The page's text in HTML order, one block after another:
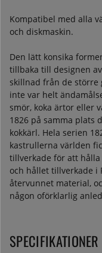
Kompatibel med alla
och diskmaskin.
Den lätt konsika
tillbaka till designen
skillnad från de större
inte var helt
smör, koka ärtor eller
1826 på samma plats
kokkärl. Hela serien
kastrullerna världen
tillverkade för att
och hållet tillverkade i
återvunnet material,
någon oförklarlig
SPECIFIKATIONER